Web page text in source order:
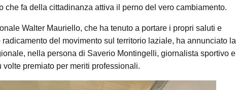
che fa della cittadinanza attiva il perno del vero cambiamento.
Walter Mauriello, che ha tenuto a portare i propri saluti e
radicamento del movimento sul territorio laziale, ha annunciato la
nella persona di Saverio Montingelli, giornalista sportivo e
premiato per meriti professionali.